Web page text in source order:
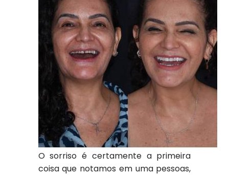
O sorriso é certamente a primeira
coisa que notamos em uma pessoas,